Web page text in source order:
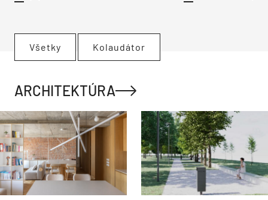
Všetky Kolaudátor
ARCHITEKTÚRA